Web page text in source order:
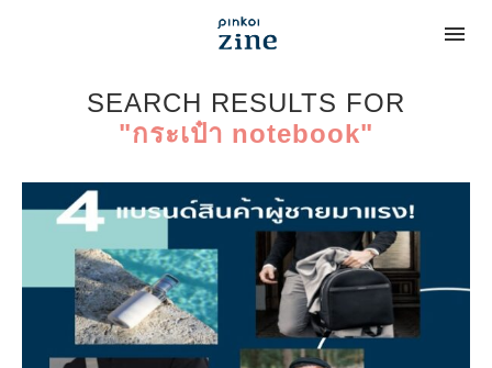
SEARCH RESULTS FOR
"กระเป๋า notebook"